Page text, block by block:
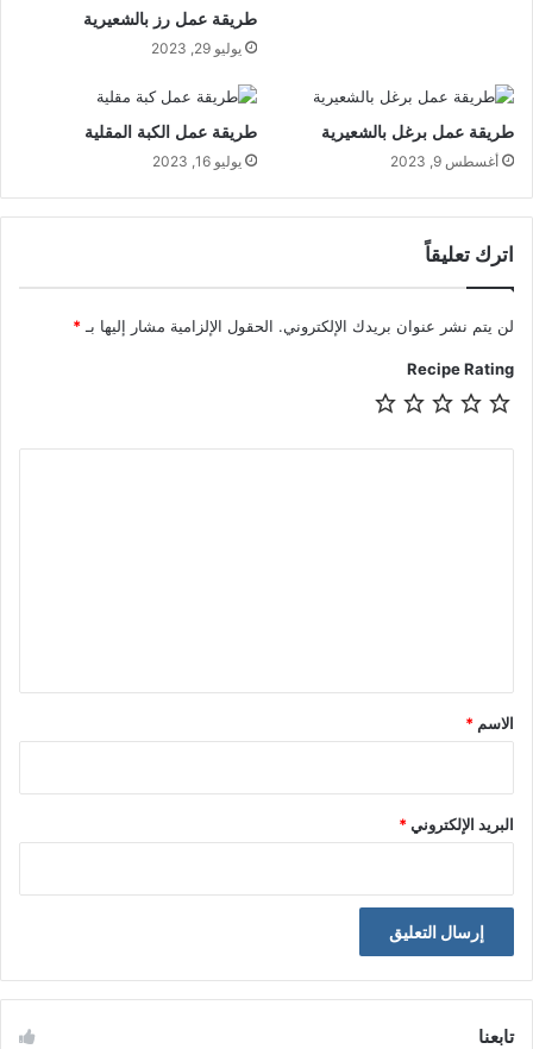
طريقة عمل رز بالشعيرية
يوليو 29, 2023
طريقة عمل برغل بالشعيرية
أغسطس 9, 2023
طريقة عمل الكبة المقلية
يوليو 16, 2023
اترك تعليقاً
لن يتم نشر عنوان بريدك الإلكتروني. الحقول الإلزامية مشار إليها بـ *
Recipe Rating
*
الاسم *
البريد الإلكتروني*
تابعنا